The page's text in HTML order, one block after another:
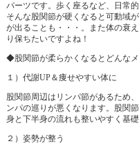
パーツです。歩く座るなど、日常
そんな股関節が硬くなると可動域
が出ることも・・・。また体の衰
り保ちたいですよね！
◆股関節が柔らかくなるとどんな
１）代謝UP＆痩せやすい体に
股関節周辺はリンパ節があるため
ンパの巡りが悪くなります。股関
身と下半身の流れも整いやすく基
２）姿勢が整う